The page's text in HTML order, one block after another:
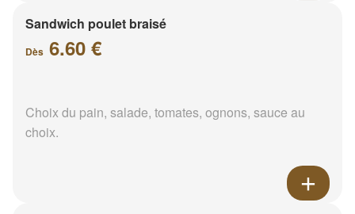
Sandwich poulet braisé
Dès 6.60 €
Choix du pain, salade, tomates, ognons, sauce au
choix.